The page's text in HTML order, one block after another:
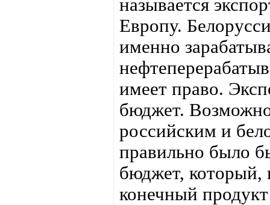
называется
Европу.
именно
имеет право.
бюджет.
российским и
правильно было
бюджет, который,
конечный